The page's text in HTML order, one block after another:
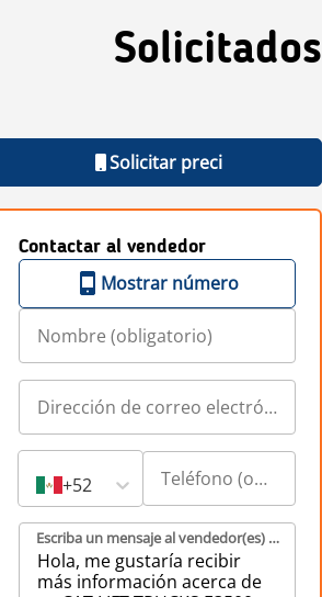
Solicitados
Solicitar preci
Contactar al vendedor
Mostrar número
+52
Escriba un mensaje al vendedor(es) (obligatorio)